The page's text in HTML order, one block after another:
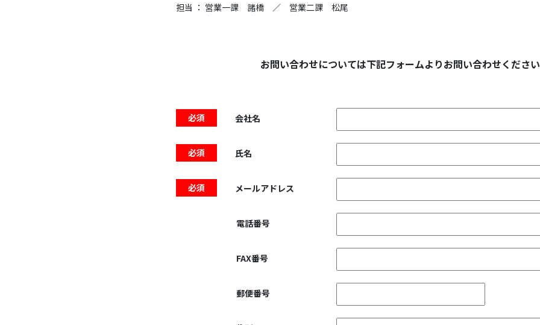
担当 ： 営業一課 諸橋 ／ 営業二課 松尾
お問い合わせについては下記フォームよりお問い合わせくださ
会社名
氏名
メールアドレス
電話番号
FAX番号
郵便番号